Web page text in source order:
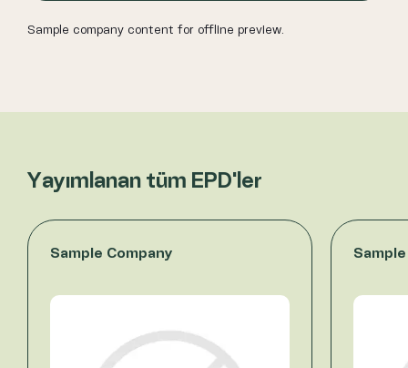
Sample company content for offline preview.
Yayımlanan tüm EPD'ler
Sample Company